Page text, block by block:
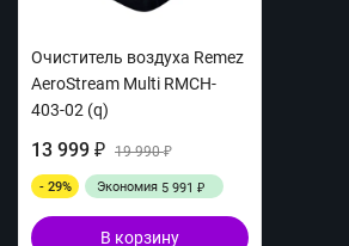
Очиститель воздуха Remez
AeroStream Multi RMCH-
403-02 (q)
13 999 ₽ 19 990₽
- 29% Экономия 5 991 ₽
В корзину